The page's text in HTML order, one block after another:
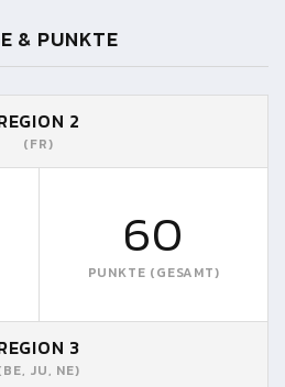
& PUNKTE
2
(FR)
60
PUNKTE (GESAMT)
3
JU, NE)